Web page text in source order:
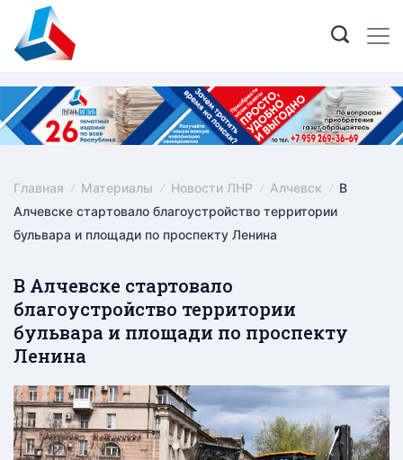
content
Главная Материалы Новости ЛНР Алчевск
В
Алчевске стартовало благоустройство территории
бульвара и площади по проспекту Ленина
В Алчевске стартовало
благоустройство территории
бульвара и площади по проспекту
Ленина